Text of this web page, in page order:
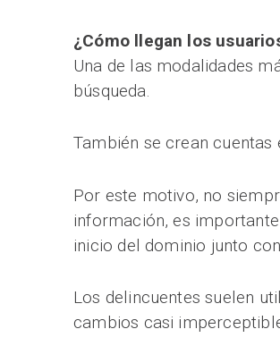
¿Cómo llegan los
Una de las modalidades
búsqueda.
También se crean
Por este motivo, no
información, es
inicio del dominio junto
Los delincuentes suelen
cambios casi